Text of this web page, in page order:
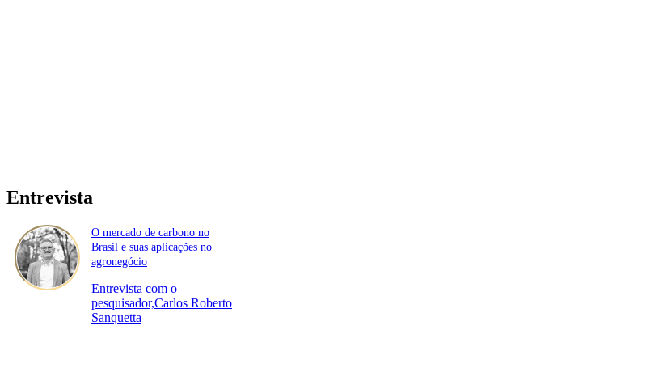
Entrevista
O mercado de carbono no
Brasil e suas aplicações no
agronegócio
Entrevista com o
pesquisador,Carlos Roberto
Sanquetta